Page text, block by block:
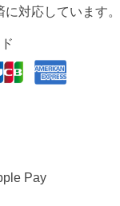
対応しています。
Pay